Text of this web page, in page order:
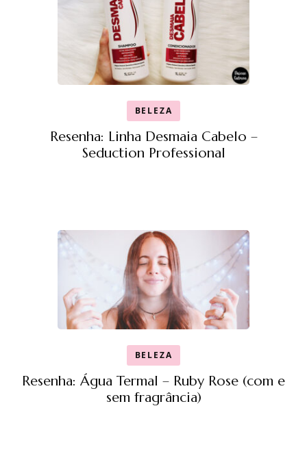
BELEZA
Resenha: Linha Desmaia Cabelo –
Seduction Professional
BELEZA
Resenha: Água Termal – Ruby Rose (com e
sem fragrância)